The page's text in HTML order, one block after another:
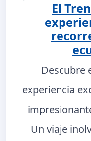
El
Descubre
experiencia
Un viaje